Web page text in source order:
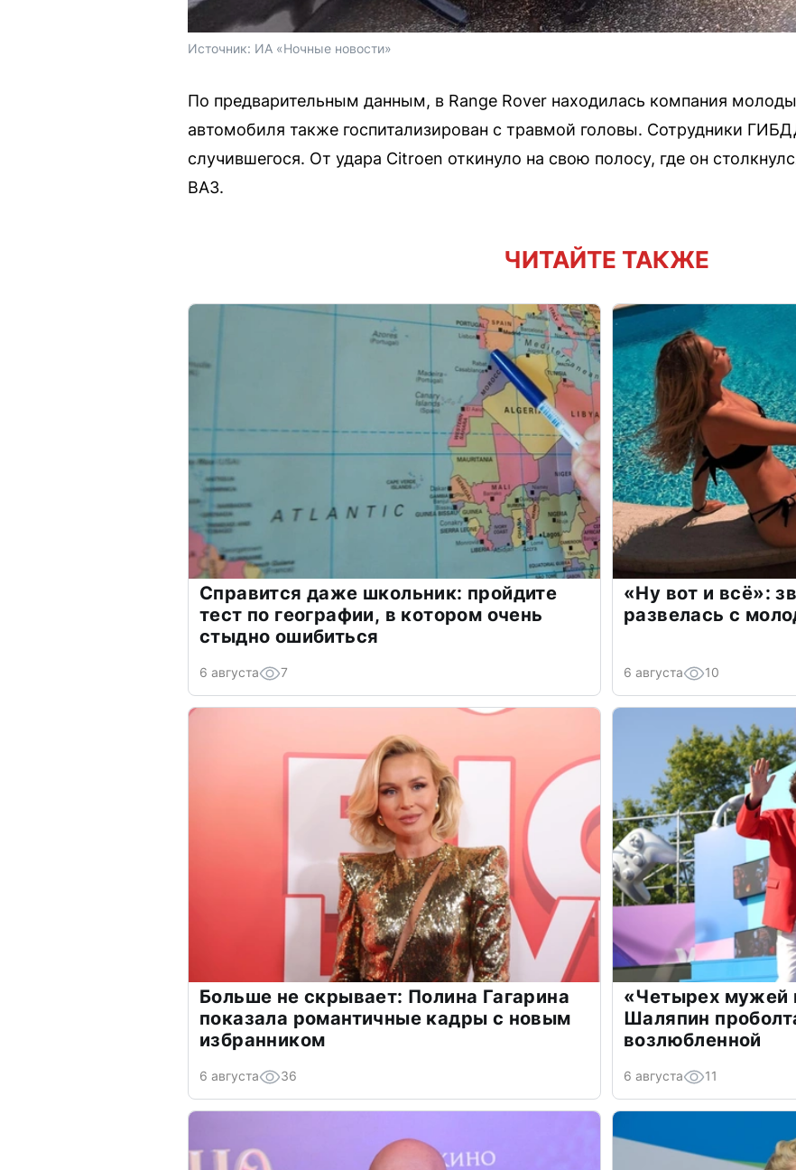
Источник: ИА «Ночные новости»
По предварительным данным, в Range Rover находилась компания
автомобиля также госпитализирован с травмой головы. Сотрудники
случившегося. От удара Citroen откинуло на свою полосу, где он
ВАЗ.
ЧИТАЙТЕ ТАКЖЕ
Справится даже школьник: пройдите
тест по географии, в котором очень
стыдно ошибиться
6 августа 7
«Ну вот и всё»:
развелась с
6 августа 10
Больше не скрывает: Полина Гагарина
показала романтичные кадры с новым
избранником
6 августа 36
«Четырех мужей
Шаляпин
возлюбленной
6 августа 11